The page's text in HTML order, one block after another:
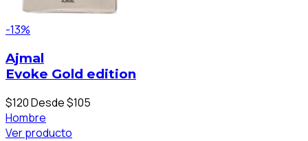
-13%
Ajmal
Evoke Gold edition
$120Desde $105
Hombre
Ver producto